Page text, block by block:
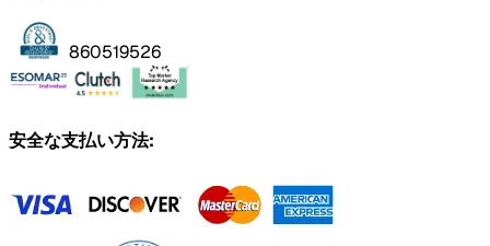
860519526
安全な支払い方法: